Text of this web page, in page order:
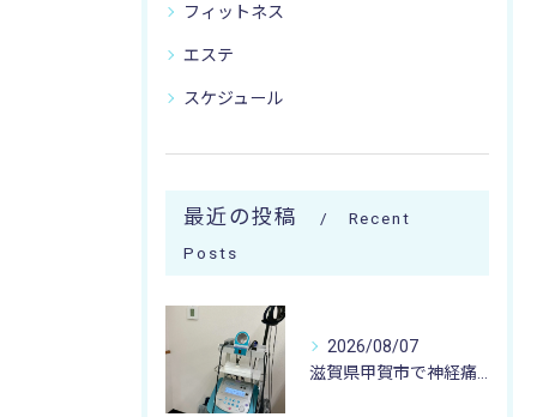
フィットネス
エステ
スケジュール
最近の投稿
Recent
Posts
2026/08/07